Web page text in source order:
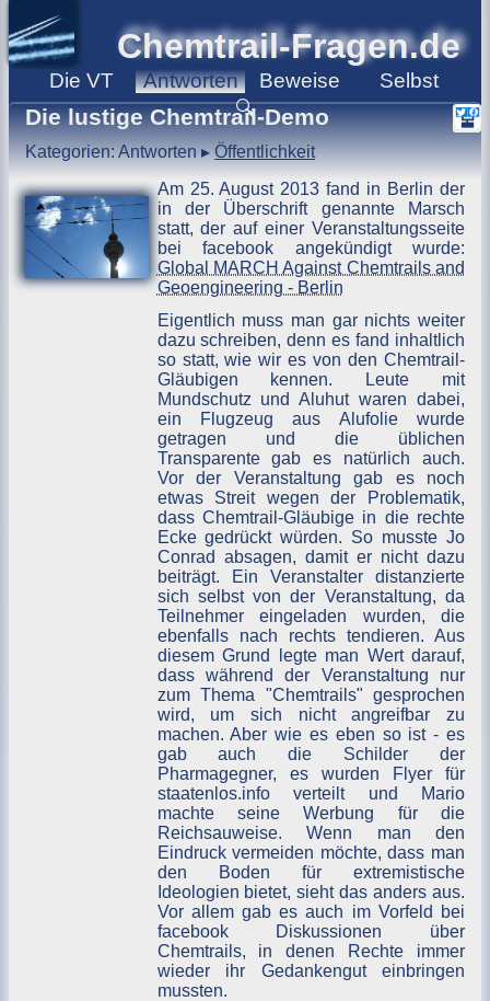
Chemtrail-Fragen.de
Die VT Antworten Beweise
Selbst
🔍
Die lustige Chemtrail-Demo
Kategorien: Antworten ▸Öffentlichkeit
Am 25. August 2013 fand in Berlin der
in der Überschrift genannte Marsch
statt, der auf einer Veranstaltungsseite
bei facebook angekündigt wurde:
Global MARCH Against Chemtrails and
Geoengineering - Berlin
Eigentlich muss man gar nichts weiter
dazu schreiben, denn es fand inhaltlich
so statt, wie wir es von den Chemtrail-
Gläubigen kennen. Leute mit
Mundschutz und Aluhut waren dabei,
ein Flugzeug aus Alufolie wurde
getragen und die üblichen
Transparente gab es natürlich auch.
Vor der Veranstaltung gab es noch
etwas Streit wegen der Problematik,
dass Chemtrail-Gläubige in die rechte
Ecke gedrückt würden. So musste Jo
Conrad absagen, damit er nicht dazu
beiträgt. Ein Veranstalter distanzierte
sich selbst von der Veranstaltung, da
Teilnehmer eingeladen wurden, die
ebenfalls nach rechts tendieren. Aus
diesem Grund legte man Wert darauf,
dass während der Veranstaltung nur
zum Thema "Chemtrails" gesprochen
wird, um sich nicht angreifbar zu
machen. Aber wie es eben so ist - es
gab auch die Schilder der
Pharmagegner, es wurden Flyer für
staatenlos.info verteilt und Mario
machte seine Werbung für die
Reichsauweise. Wenn man den
Eindruck vermeiden möchte, dass man
den Boden für extremistische
Ideologien bietet, sieht das anders aus.
Vor allem gab es auch im Vorfeld bei
facebook Diskussionen über
Chemtrails, in denen Rechte immer
wieder ihr Gedankengut einbringen
mussten.